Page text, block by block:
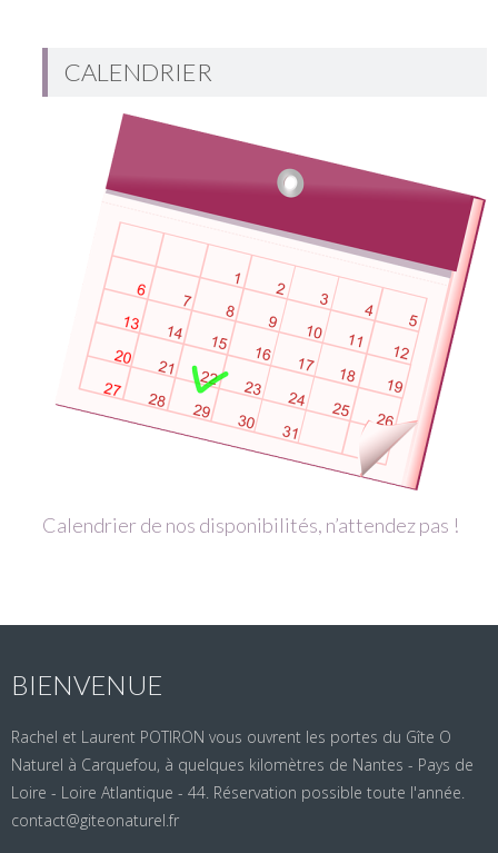
CALENDRIER
Calendrier de nos disponibilités, n’attendez pas !
BIENVENUE
Rachel et Laurent POTIRON vous ouvrent les portes du Gîte O
Naturel à Carquefou, à quelques kilomètres de Nantes - Pays de
Loire - Loire Atlantique - 44. Réservation possible toute l'année.
contact@giteonaturel.fr